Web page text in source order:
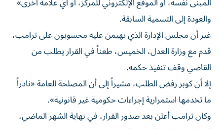
والعودة إلى التسمية السابقة.
غير أن مجلس الإدارة الذي يهيمن عليه محسوبون على ترامب،
قدم مع وزارة العدل، الخميس، طعناً في القرار يطلب من
القاضي وقف تنفيذ حكمه.
إلا أن كوبر رفض الطلب، مشيراً إلى أن المصلحة العامة «نادراً
ما تخدمها استمرارية إجراءات حكومية غير قانونية».
وكان ترامب أعلن بعد صدور القرار، في نهاية الشهر الماضي،